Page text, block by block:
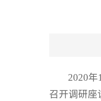
2020
召开调研座